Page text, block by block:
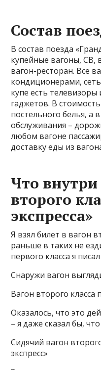
Состав
В состав поезда
купейные вагоны, СВ,
вагон-ресторан. Все
кондиционерами,
купе есть телевизоры
гаджетов. В
постельного белья, а
обслуживания –
любом вагоне
доставку еды из
Что внутри
второго
экспресса»
Я взял билет в вагон
раньше в таких не
первого класса я
Снаружи вагон
Вагон второго класса
Оказалось, что это
– я даже сказал бы,
Сидячий вагон
экспресс»